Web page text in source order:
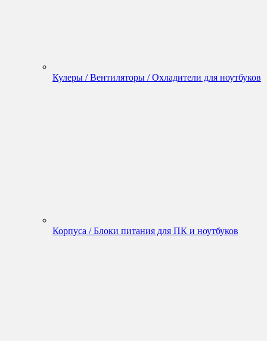
Кулеры / Вентиляторы / Охладители для ноутбуков
Корпуса / Блоки питания для ПК и ноутбуков